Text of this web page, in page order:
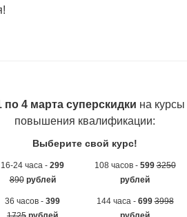
по 4 марта суперскидки на курсы
повышения квалификации:
Выберите свой курс!
16-24 часа - 299
890 рублей
36 часов - 399
108 часов - 5993250
рублей
144 часа - 699 3998